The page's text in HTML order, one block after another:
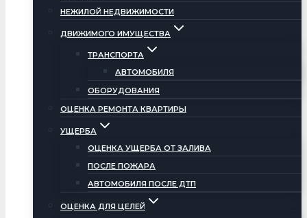
НЕЖИЛОЙ НЕДВИЖИМОСТИ
ДВИЖИМОГО ИМУЩЕСТВА
ТРАНСПОРТА
АВТОМОБИЛЯ
ОБОРУДОВАНИЯ
ОЦЕНКА РЕМОНТА КВАРТИРЫ
УЩЕРБА
ОЦЕНКА УЩЕРБА ОТ ЗАЛИВА
ПОСЛЕ ПОЖАРА
АВТОМОБИЛЯ ПОСЛЕ ДТП
ОЦЕНКА ДЛЯ ЦЕЛЕЙ